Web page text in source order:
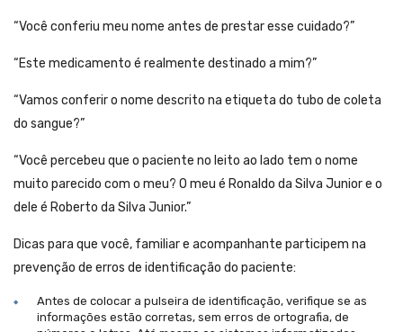
“Você conferiu meu nome antes de prestar esse cuidado?”
“Este medicamento é realmente destinado a mim?”
“Vamos conferir o nome descrito na etiqueta do tubo de coleta
do sangue?”
“Você percebeu que o paciente no leito ao lado tem o nome
muito parecido com o meu? O meu é Ronaldo da Silva Junior e o
dele é Roberto da Silva Junior.”
Dicas para que você, familiar e acompanhante participem na
prevenção de erros de identificação do paciente:
Antes de colocar a pulseira de identificação, verifique se as
informações estão corretas, sem erros de ortografia, de